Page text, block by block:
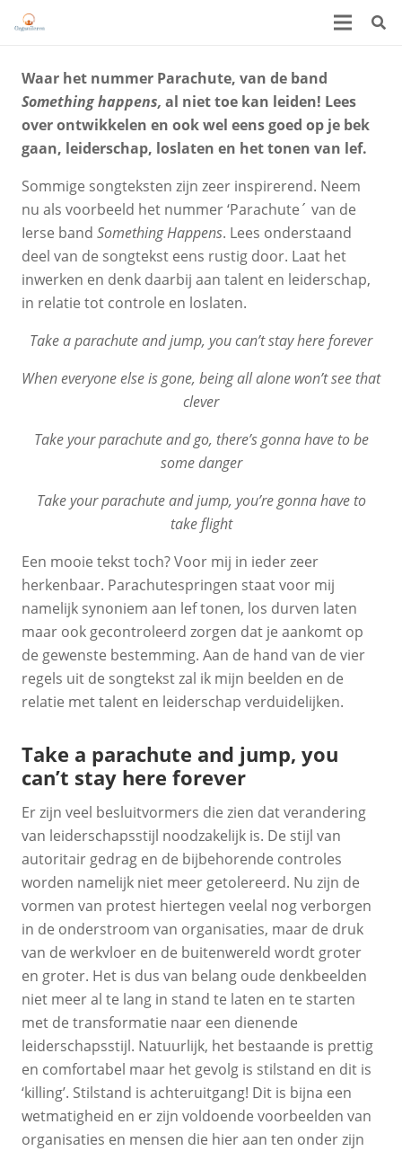
Waar het nummer Parachute, van de band
Something happens, al niet toe kan leiden! Lees
over ontwikkelen en ook wel eens goed op je bek
gaan, leiderschap, loslaten en het tonen van lef.
Sommige songteksten zijn zeer inspirerend. Neem
nu als voorbeeld het nummer ‘Parachute´ van de
Ierse band Something Happens. Lees onderstaand
deel van de songtekst eens rustig door. Laat het
inwerken en denk daarbij aan talent en leiderschap,
in relatie tot controle en loslaten.
Take a parachute and jump, you can’t stay here forever
When everyone else is gone, being all alone won’t see that
clever
Take your parachute and go, there’s gonna have to be
some danger
Take your parachute and jump, you’re gonna have to
take flight
Een mooie tekst toch? Voor mij in ieder zeer
herkenbaar. Parachutespringen staat voor mij
namelijk synoniem aan lef tonen, los durven laten
maar ook gecontroleerd zorgen dat je aankomt op
de gewenste bestemming. Aan de hand van de vier
regels uit de songtekst zal ik mijn beelden en de
relatie met talent en leiderschap verduidelijken.
Take a parachute and jump, you
can’t stay here forever
Er zijn veel besluitvormers die zien dat verandering
van leiderschapsstijl noodzakelijk is. De stijl van
autoritair gedrag en de bijbehorende controles
worden namelijk niet meer getolereerd. Nu zijn de
vormen van protest hiertegen veelal nog verborgen
in de onderstroom van organisaties, maar de druk
van de werkvloer en de buitenwereld wordt groter
en groter. Het is dus van belang oude denkbeelden
niet meer al te lang in stand te laten en te starten
met de transformatie naar een dienende
leiderschapsstijl. Natuurlijk, het bestaande is prettig
en comfortabel maar het gevolg is stilstand en dit is
‘killing’. Stilstand is achteruitgang! Dit is bijna een
wetmatigheid en er zijn voldoende voorbeelden van
organisaties en mensen die hier aan ten onder zijn